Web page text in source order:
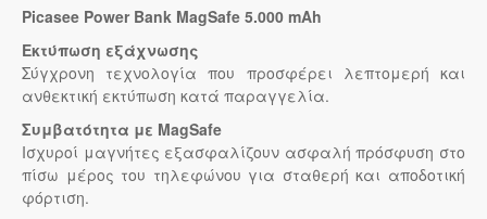
Picasee Power Bank MagSafe 5.000 mAh
Εκτύπωση εξάχνωσης
Σύγχρονη τεχνολογία που προσφέρει λεπτομερή και
ανθεκτική εκτύπωση κατά παραγγελία.
Συμβατότητα με MagSafe
Ισχυροί μαγνήτες εξασφαλίζουν ασφαλή πρόσφυση στο
πίσω μέρος του τηλεφώνου για σταθερή και αποδοτική
φόρτιση.